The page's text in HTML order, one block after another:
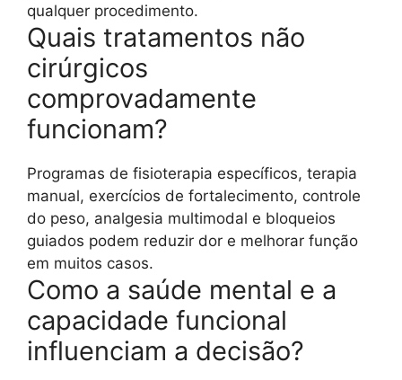
qualquer procedimento.
Quais tratamentos não
cirúrgicos
comprovadamente
funcionam?
Programas de fisioterapia específicos, terapia
manual, exercícios de fortalecimento, controle
do peso, analgesia multimodal e bloqueios
guiados podem reduzir dor e melhorar função
em muitos casos.
Como a saúde mental e a
capacidade funcional
influenciam a decisão?